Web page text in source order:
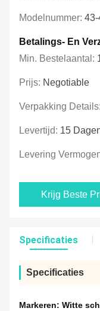
Modelnummer:
Betalings- En
Min. Bestelaantal:
Prijs: Negotiable
Verpakking Details:
Levertijd: 15
Levering
Krijg Beste
Specificaties
Specificaties
Markeren: Witte